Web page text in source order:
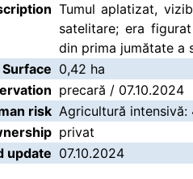
Tumul aplatizat,
satelitare; era
din prima jumătate a
0,42 ha
precară / 07.10.2024
risk Agricultură intensivă:
privat
update 07.10.2024